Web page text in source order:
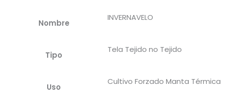
Nombre
INVERNAVELO
Tipo
Tela Tejido no Tejido
Uso
Cultivo Forzado Manta Térmica